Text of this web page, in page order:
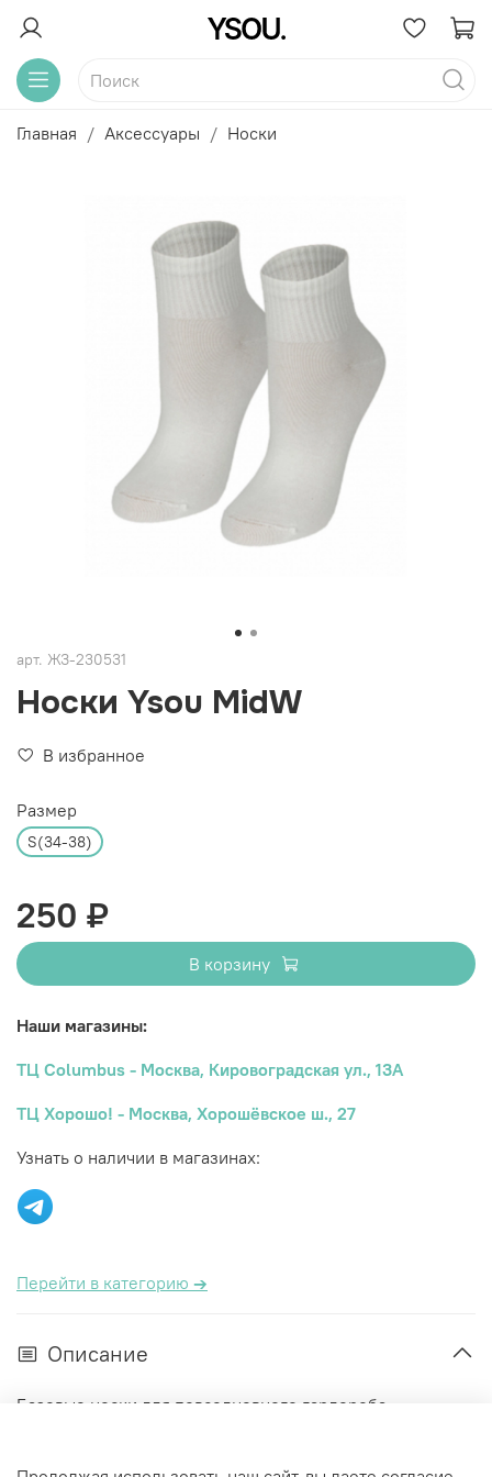
Главная Аксессуары Носки
арт. ЖЗ-230531
Носки Ysou MidW
В избранное
Размер
S(34-38)
250 ₽
В корзину
Наши магазины:
ТЦ Columbus - Москва, Кировоградская ул., 13А
ТЦ Хорошо! - Москва, Хорошёвское ш., 27
Узнать о наличии в магазинах:
Перейти в категорию →
Описание
Базовые носки для повседневного гардероба